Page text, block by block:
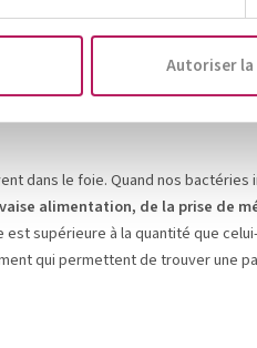
Autoriser
le foie. Dès les premières
Il s’agit
l’alcool et des aliments très gras.
notamment l’artichaut, le
dans le foie. Quand nos
alimentation, de la prise de
supérieure à la quantité que
qui permettent de trouver une